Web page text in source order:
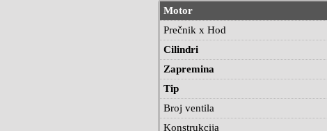
Motor
Prečnik x Hod
Cilindri
Zapremina
Tip
Broj ventila
Konstrukcija